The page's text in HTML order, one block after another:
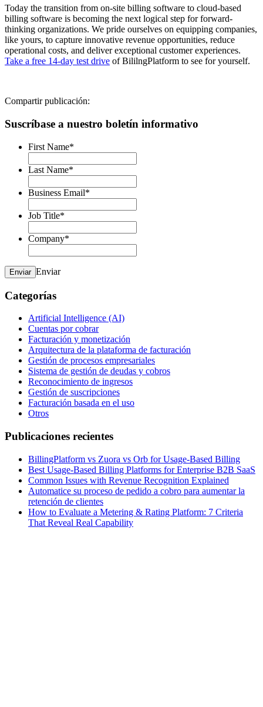
Today the transition from on-site billing software to cloud-based
billing software is becoming the next logical step for forward-
thinking organizations. We pride ourselves on equipping companies,
like yours, to capture innovative revenue opportunities, reduce
operational costs, and deliver exceptional customer experiences.
Take a free 14-day test drive of BililngPlatform to see for yourself.
Compartir publicación:
Suscríbase a nuestro boletín informativo
First Name*
Last Name*
Business Email*
Job Title*
Company*
Enviar Enviar
Categorías
Artificial Intelligence (AI)
Cuentas por cobrar
Facturación y monetización
Arquitectura de la plataforma de facturación
Gestión de procesos empresariales
Sistema de gestión de deudas y cobros
Reconocimiento de ingresos
Gestión de suscripciones
Facturación basada en el uso
Otros
Publicaciones recientes
BillingPlatform vs Zuora vs Orb for Usage-Based Billing
Best Usage-Based Billing Platforms for Enterprise B2B SaaS
Common Issues with Revenue Recognition Explained
Automatice su proceso de pedido a cobro para aumentar la
retención de clientes
How to Evaluate a Metering & Rating Platform: 7 Criteria
That Reveal Real Capability